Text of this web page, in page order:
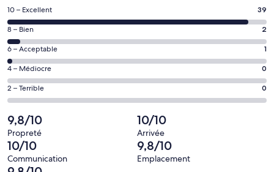
une
nouvelle
fenêtre
Note
de 10
–
Excellent,
d’après
39 avis
sur 42.
10 – Excellent 39
Note
de 8
–
Bien,
d’après
2 avis
8 – Bien 2
Note
de 6
–
Acceptable,
d’après
1 avis
sur 42.
6 – Acceptable 1
Note
de 4
–
d’après
0 avis
sur 42.
4 – Médiocre 0
Note
de 2
–
Terrible,
d’après
0 avis
sur 42.
2 – Terrible 0
9,8/10
Propreté
10/10
Arrivée
10/10
Communication
9,8/10
Emplacement